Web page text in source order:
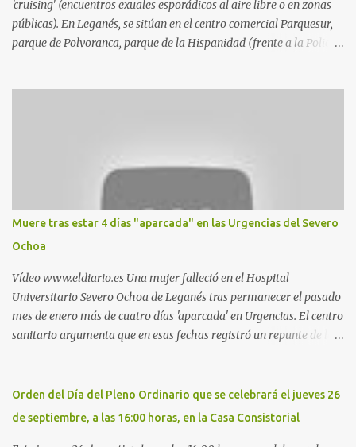
'cruising' (encuentros exuales esporádicos al aire libre o en zonas
públicas). En Leganés, se sitúan en el centro comercial Parquesur,
parque de Polvoranca, parque de la Hispanidad (frente a la Policía
estadio municipal de Butarque) y caminos entre el estadio y Plaza
Nueva. Otro lugar: Escombrera de Polvoranca, entre Leganés y
Móstoles También en el parque de la Hispanidad, situado frente a
la Policía Local de Leganés de la calle Chile, 1, y junto al
cementerio de Butarque". Más información
Muere tras estar 4 días "aparcada" en las Urgencias del Severo
Ochoa
Vídeo www.eldiario.es Una mujer falleció en el Hospital
Universitario Severo Ochoa de Leganés tras permanecer el pasado
mes de enero más de cuatro días 'aparcada' en Urgencias. El centro
sanitario argumenta que en esas fechas registró un repunte de las
arritmia y agravamiento de su dolencia por culpa de un resfriado.
Por ello, la ingresaron a finales del año pasado en el Hospital
Orden del Día del Pleno Ordinario que se celebrará el jueves 26
de septiembre, a las 16:00 horas, en la Casa Consistorial